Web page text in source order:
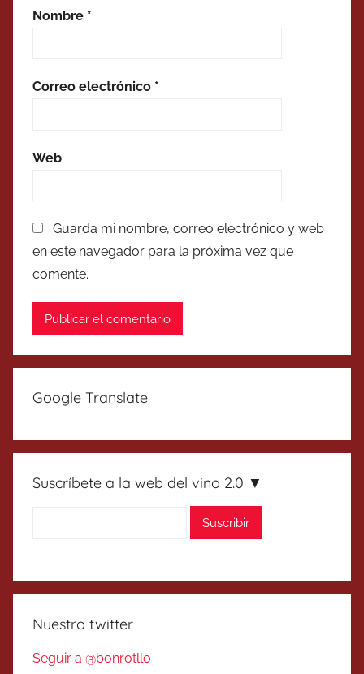
Nombre *
Correo electrónico *
Web
Guarda mi nombre, correo electrónico y web
en este navegador para la próxima vez que
comente.
Google Translate
Suscríbete a la web del vino 2.0 ▼
Nuestro twitter
Seguir a @bonrotllo